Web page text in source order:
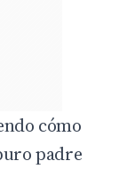
cómo
padre